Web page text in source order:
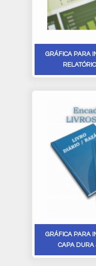
GRÁFICA PARA
GRÁFICA PARA
CAPA DURA